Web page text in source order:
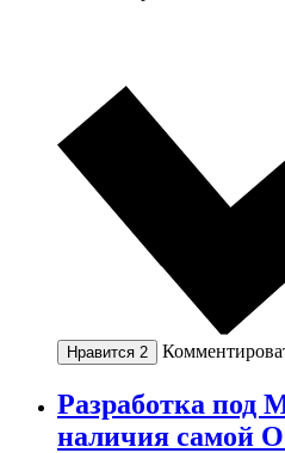
Нравится 2
Разработка под
наличия самой